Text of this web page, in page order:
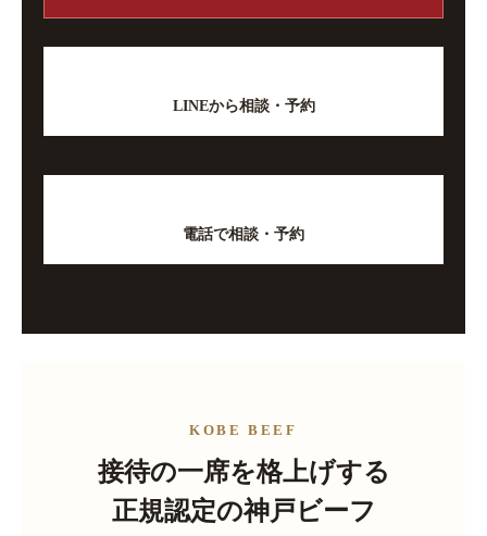
LINEから相談・予約
電話で相談・予約
KOBE BEEF
接待の一席を格上げする
正規認定の神戸ビーフ